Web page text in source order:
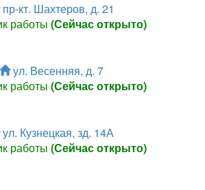
пр-кт. Шахтеров, д. 21
работы (Сейчас открыто)
ул. Весенняя, д. 7
работы (Сейчас открыто)
ул. Кузнецкая, зд. 14А
работы (Сейчас открыто)